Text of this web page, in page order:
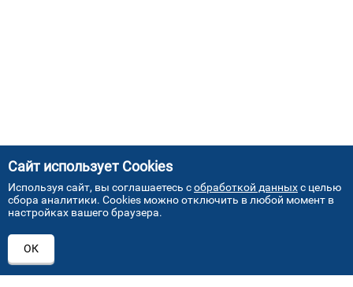
АДРЕСА НАШИХ СЕРВИСНЫХ
Сайт использует Cookies
Используя сайт, вы соглашаетесь собработкой данныхс целью
сбора аналитики. Cookies можно отключить в любой момент в
настройках вашего браузера.
ОК